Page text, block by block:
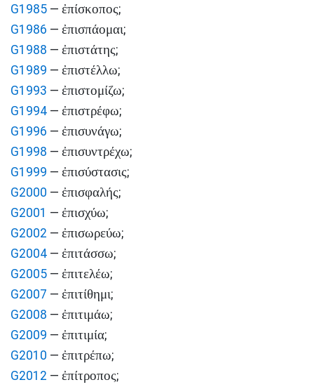
G1985 — ἐπίσκοπος;
G1986 — ἐπισπάομαι;
G1988 — ἐπιστάτης;
G1989 — ἐπιστέλλω;
G1993 — ἐπιστομίζω;
G1994 — ἐπιστρέφω;
G1996 — ἐπισυνάγω;
G1998 — ἐπισυντρέχω;
G1999 — ἐπισύστασις;
G2000 — ἐπισφαλής;
G2001 — ἐπισχύω;
G2002 — ἐπισωρεύω;
G2004 — ἐπιτάσσω;
G2005 — ἐπιτελέω;
G2007 — ἐπιτίθημι;
G2008 — ἐπιτιμάω;
G2009 — ἐπιτιμία;
G2010 — ἐπιτρέπω;
G2012 — ἐπίτροπος;